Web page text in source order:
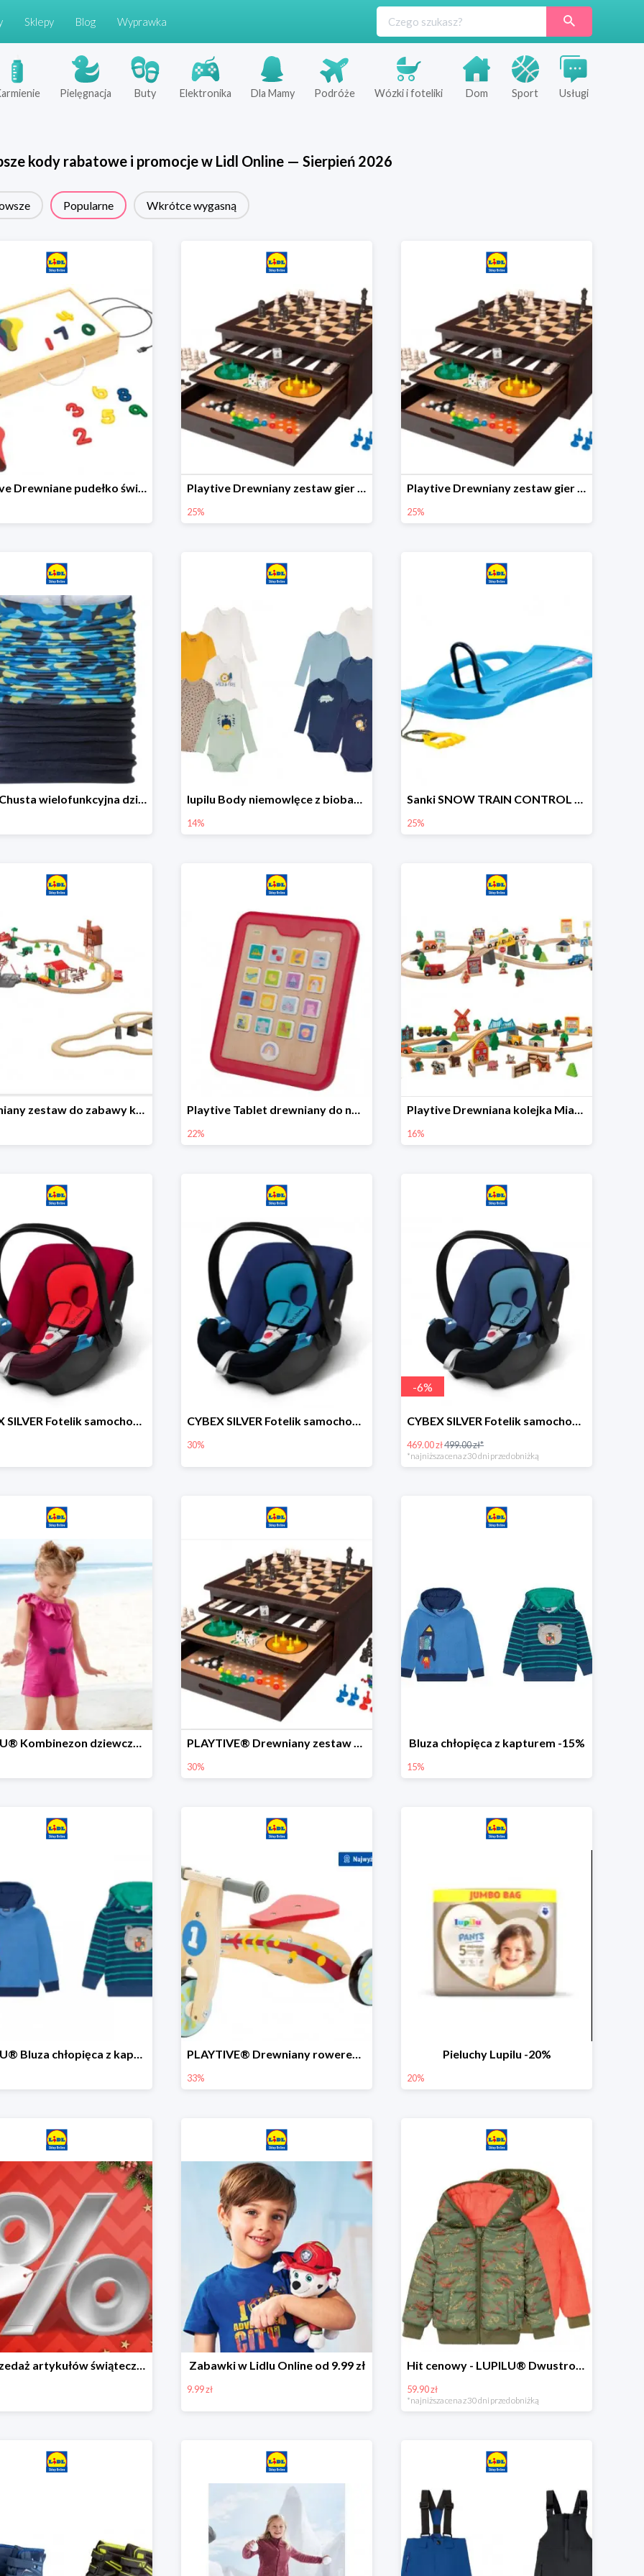
Sklepy Blog Wyprawka
Pielęgnacja Buty Elektronika Dla Mamy Podróże Wózki i foteliki Dom Sport Usługi
kody rabatowe i promocje w Lidl Online— Sierpień 2026
Popularne Wkrótce wygasną
Playtive Drewniane pudełko świetlne MONTESSORI Playtive Drewniany zestaw gier 10 w 1
25%
Playtive Drewniany zestaw gier 10 w 1
25%
lupilu Chusta wielofunkcyjna dziecięca lupilu Body niemowlęce z biobawełny
14%
Sanki SNOW TRAIN CONTROL -25%
25%
Drewniany zestaw do zabawy kolejką - farma i wiadukt Playtive Tablet drewniany do nauki, interaktywny
22%
Playtive Drewniana kolejka Miasto lub Farma
16%
CYBEX SILVER Fotelik samochodowy CYBEX SILVER Fotelik samochodowy -30%
30%
-6%
CYBEX SILVER Fotelik samochodowy + dostawa gratis!
469.00 zł499.00 zł*
*najniższa cena z 30 dni przed obniżką
LUPILU® Kombinezon dziewczęcy z bawełny PLAYTIVE® Drewniany zestaw gier 10 w 1
30%
Bluza chłopięca z kapturem -15%
15%
LUPILU® Bluza chłopięca z kapturem PLAYTIVE® Drewniany rowerek biegowy -33%
33%
Pieluchy Lupilu -20%
20%
Wyprzedaż artykułów świątecznych w Lidlu Online Zabawki w Lidlu Online od 9.99 zł
9.99 zł
Hit cenowy - LUPILU® Dwustronna kurtka dziecięca z polarem
59.90 zł
*najniższa cena z 30 dni przed obniżką